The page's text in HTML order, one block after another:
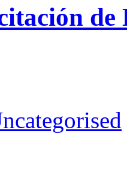
de